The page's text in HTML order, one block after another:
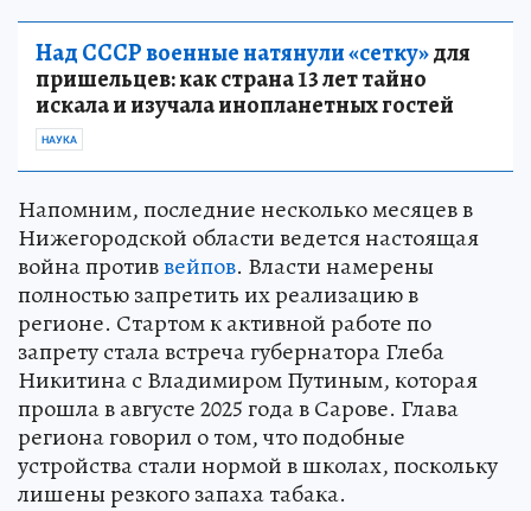
Над СССР военные натянули «сетку»для
пришельцев: как страна 13 лет тайно
искала и изучала инопланетных гостей
НАУКА
Напомним, последние несколько месяцев в
Нижегородской области ведется настоящая
война противвейпов. Власти намерены
полностью запретить их реализацию в
регионе. Стартом к активной работе по
запрету стала встреча губернатора Глеба
Никитина с Владимиром Путиным, которая
прошла в августе 2025 года в Сарове. Глава
региона говорил о том, что подобные
устройства стали нормой в школах, поскольку
лишены резкого запаха табака.